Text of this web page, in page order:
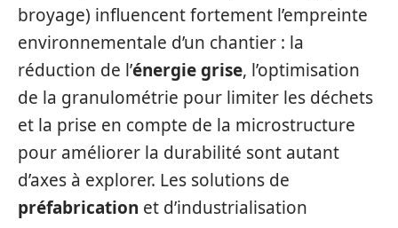
broyage) influencent fortement l’empreinte
environnementale d’un chantier : la
réduction de l’énergie grise, l’optimisation
de la granulométrie pour limiter les déchets
et la prise en compte de la microstructure
pour améliorer la durabilité sont autant
d’axes à explorer. Les solutions de
préfabrication et d’industrialisation